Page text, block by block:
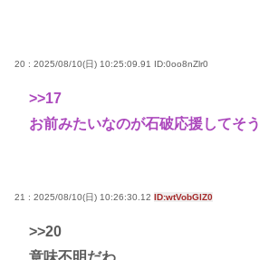
20 : 2025/08/10(日) 10:25:09.91 ID:0oo8nZlr0
>>17
お前みたいなのが石破応援してそう
21 : 2025/08/10(日) 10:26:30.12 ID:wtVobGlZ0
>>20
意味不明だわ